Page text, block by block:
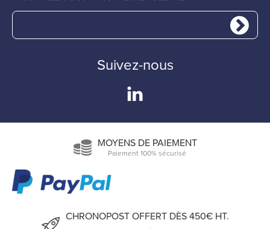
Suivez-nous
MOYENS DE PAIEMENT
Paiement 100% sécurisé
CHRONOPOST OFFERT DÈS 450€ HT.